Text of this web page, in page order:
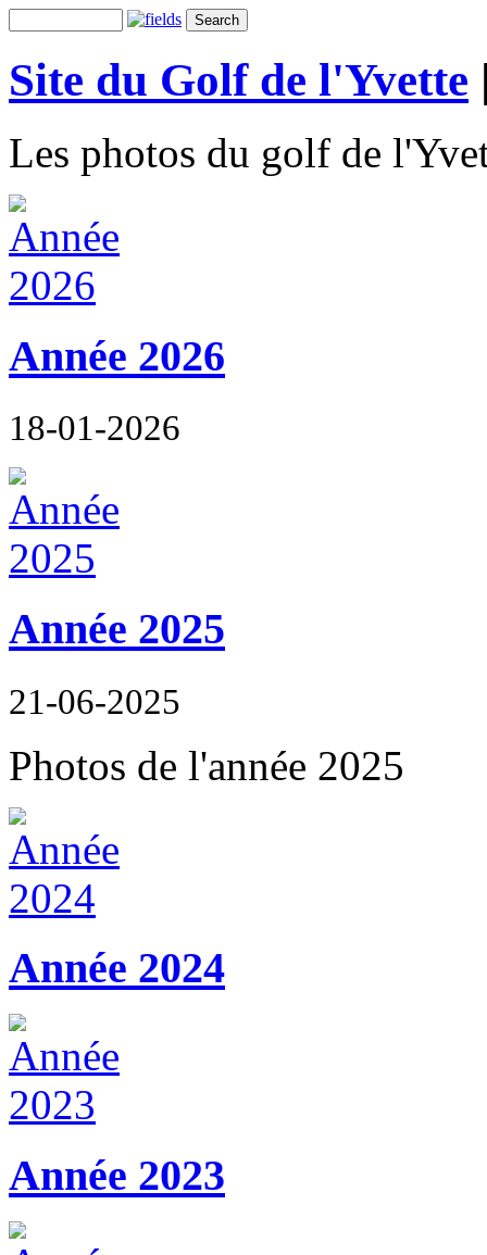
Site du Golf de l'Yvette
Les photos du golf de
Année 2026
18-01-2026
Année 2025
21-06-2025
Photos de l'année 2025
Année 2024
Année 2023